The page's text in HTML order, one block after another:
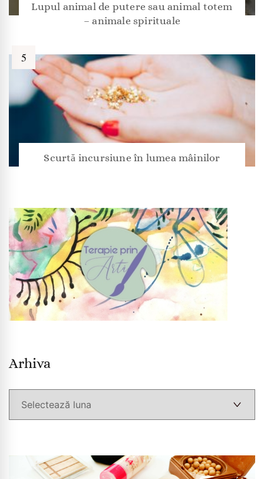
Lupul animal de putere sau animal totem
– animale spirituale
Scurtă incursiune în lumea mâinilor
Arhiva